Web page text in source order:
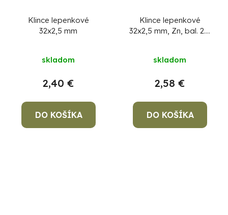
Klince lepenkové
32x2,5 mm
skladom
2,40 €
DO KOŠÍKA
Klince lepenkové
32x2,5 mm, Zn, bal. 2.5
skladom
2,58 €
DO KOŠÍKA